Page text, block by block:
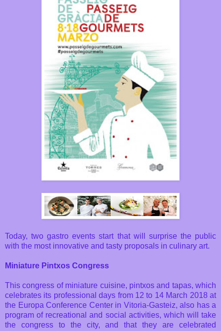
Today, two gastro events start that will surprise the public
with the most innovative and tasty proposals in culinary art.
Miniature Pintxos Congress
This congress of miniature cuisine, pintxos and tapas, which
celebrates its professional days from 12 to 14 March 2018 at
the Europa Conference Center in Vitoria-Gasteiz, also has a
program of recreational and social activities, which will take
the congress to the city, and that they are celebrated